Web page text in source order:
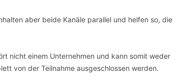
aber beide Kanäle parallel und helfen so, die
nicht einem Unternehmen und kann somit weder
von der Teilnahme ausgeschlossen werden.